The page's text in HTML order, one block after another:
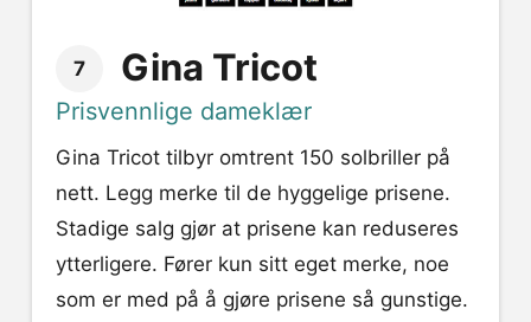
7 Gina Tricot
Prisvennlige dameklær
Gina Tricot tilbyr omtrent 150 solbriller på
nett. Legg merke til de hyggelige prisene.
Stadige salg gjør at prisene kan reduseres
ytterligere. Fører kun sitt eget merke, noe
som er med på å gjøre prisene så gunstige.